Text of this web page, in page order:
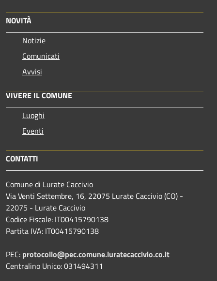
NOVITÀ
Notizie
Comunicati
Avvisi
VIVERE IL COMUNE
Luoghi
Eventi
CONTATTI
Comune di Lurate Caccivio
Via Venti Settembre, 16, 22075 Lurate Caccivio (CO) -
22075 - Lurate Caccivio
Codice Fiscale: IT00415790138
Partita IVA: IT00415790138
PEC: protocollo@pec.comune.luratecaccivio.co.it
Centralino Unico: 031494311